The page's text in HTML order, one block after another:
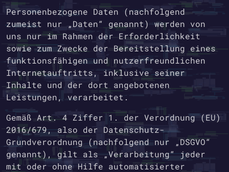
Personenbezogene Daten (nachfolgend
zumeist nur „Daten“ genannt) werden von
uns nur im Rahmen der Erforderlichkeit
sowie zum Zwecke der Bereitstellung eines
funktionsfähigen und nutzerfreundlichen
Internetauftritts, inklusive seiner
Inhalte und der dort angebotenen
Leistungen, verarbeitet.
Gemäß Art. 4 Ziffer 1. der Verordnung (EU)
2016/679, also der Datenschutz-
Grundverordnung (nachfolgend nur „DSGVO“
genannt), gilt als „Verarbeitung“ jeder
mit oder ohne Hilfe automatisierter